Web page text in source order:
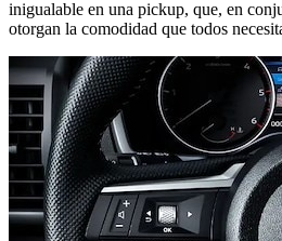
inigualable en una pickup, que, en
otorgan la comodidad que todos